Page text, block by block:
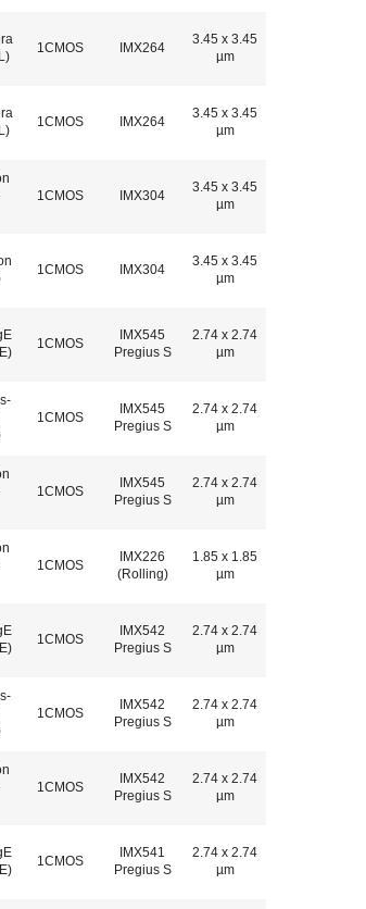
1CMOS IMX264
3.45 x 3.45
µm
1CMOS IMX264
3.45 x 3.45
µm
1CMOS IMX304
3.45 x 3.45
µm
1CMOS IMX304
3.45 x 3.45
µm
1CMOS
IMX545
Pregius S
2.74 x 2.74
µm
1CMOS
IMX545
Pregius S
2.74 x 2.74
µm
1CMOS
IMX545
Pregius S
2.74 x 2.74
µm
1CMOS
IMX226
(Rolling)
1.85 x 1.85
µm
1CMOS
IMX542
Pregius S
2.74 x 2.74
µm
1CMOS
IMX542
Pregius S
2.74 x 2.74
µm
1CMOS
IMX542
Pregius S
2.74 x 2.74
µm
1CMOS
IMX541
Pregius S
2.74 x 2.74
µm